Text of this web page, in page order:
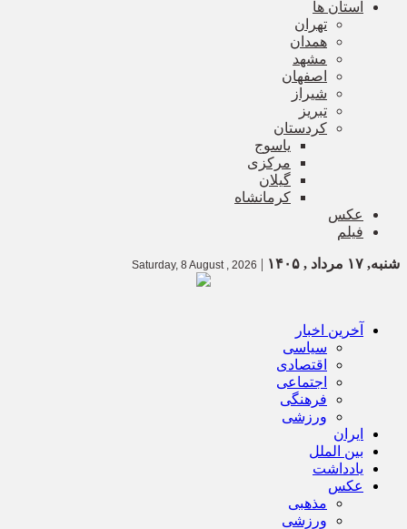
استان ها
تهران
همدان
مشهد
اصفهان
شیراز
تبریز
کردستان
یاسوج
مرکزی
گیلان
کرمانشاه
عکس
فیلم
شنبه, ۱۷ مرداد , ۱۴۰۵ |
Saturday, 8 August , 2026
آخرین اخبار
سیاسی
اقتصادی
اجتماعی
فرهنگی
ورزشی
ایران
بین الملل
یادداشت
عکس
مذهبی
ورزشی